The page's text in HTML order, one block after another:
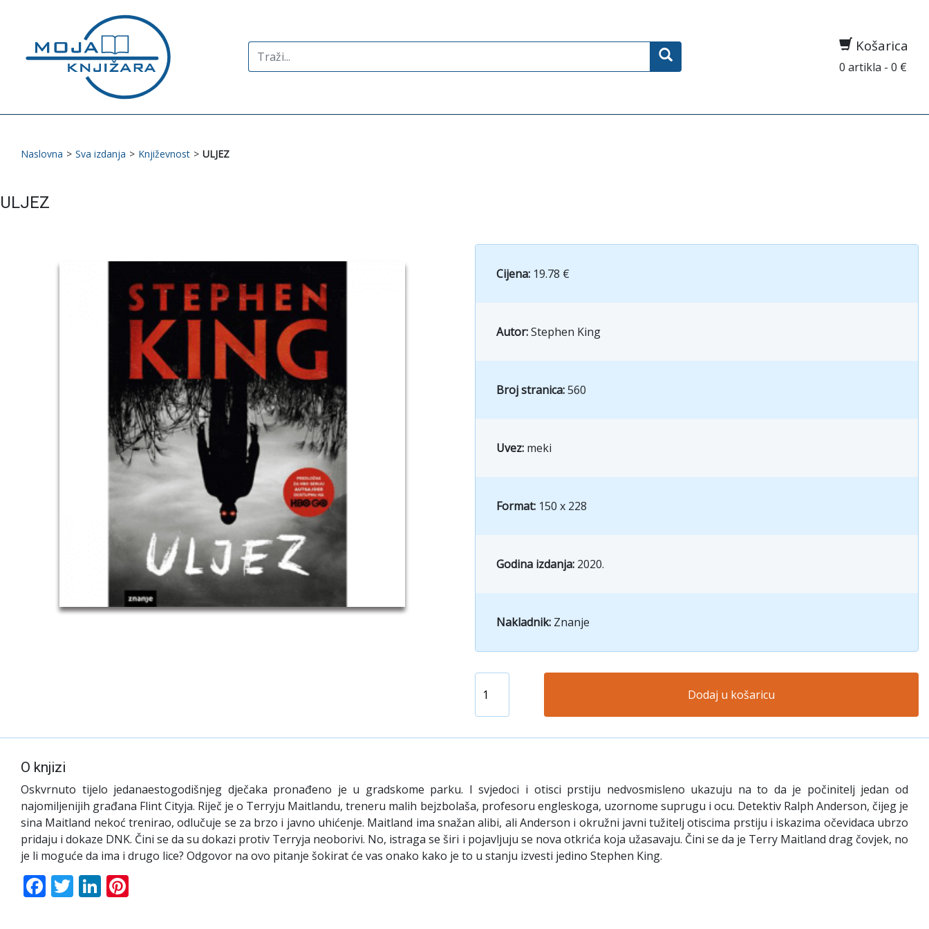
Search
for:
Košarica
0 artikla - 0 €
Naslovna > Sva izdanja > Književnost > ULJEZ
ULJEZ
Cijena: 19.78 €
Autor:Stephen King
Broj stranica:560
Uvez: meki
Format: 150 x 228
Godina izdanja: 2020.
Nakladnik: Znanje
Dodaj u košaricu
O knjizi
Oskvrnuto tijelo jedanaestogodišnjeg dječaka pronađeno je u gradskome parku. I svjedoci i otisci prstiju nedvosmisleno ukazuju na to da je počinitelj jedan od
najomiljenijih građana Flint Cityja. Riječ je o Terryju Maitlandu, treneru malih bejzbolaša, profesoru engleskoga, uzornome suprugu i ocu. Detektiv Ralph Anderson, čijeg je
sina Maitland nekoć trenirao, odlučuje se za brzo i javno uhićenje. Maitland ima snažan alibi, ali Anderson i okružni javni tužitelj otiscima prstiju i iskazima očevidaca ubrzo
pridaju i dokaze DNK. Čini se da su dokazi protiv Terryja neoborivi. No, istraga se širi i pojavljuju se nova otkrića koja užasavaju. Čini se da je Terry Maitland drag čovjek, no
je li moguće da ima i drugo lice? Odgovor na ovo pitanje šokirat će vas onako kako je to u stanju izvesti jedino Stephen King.
Facebook
TwitterLinkedIn